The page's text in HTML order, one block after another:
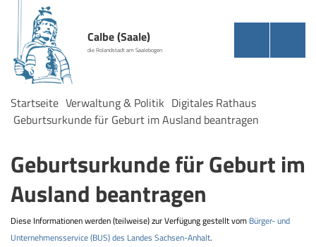
Calbe (Saale)
die Rolandstadt am Saalebogen
Startseite Verwaltung & Politik Digitales Rathaus
Geburtsurkunde für Geburt im Ausland beantragen
Geburtsurkunde für Geburt im
Ausland beantragen
Diese Informationen werden (teilweise) zur Verfügung gestellt vom Bürger- und
Unternehmensservice (BUS) des Landes Sachsen-Anhalt.